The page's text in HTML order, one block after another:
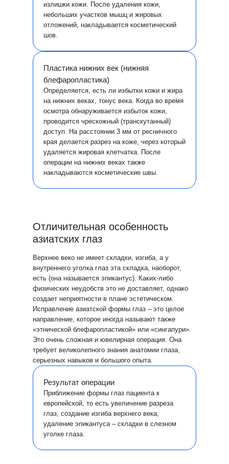
излишки кожи. После удаления кожи,
небольших участков мышц и жировых
отложений, накладывается косметический
шов.
Пластика нижних век (нижняя
блефаропластика)
Определяется, есть ли избытки кожи и жира
на нижних веках, тонус века. Когда во время
осмотра обнаруживается избыток кожи,
проводится чрескожный (транскутанный)
доступ. На расстоянии 3 мм от ресничного
края делается разрез на коже, через который
удаляется жировая клетчатка. После
операции на нижних веках также
накладываются косметические швы.
Отличительная особенность
азиатских глаз
Верхнее веко не имеет складки, изгиба, а у
внутреннего уголка глаз эта складка, наоборот,
есть (она называется эпикантус). Каких-либо
физических неудобств это не доставляет, однако
создает неприятности в плане эстетическом.
Исправление азиатской формы глаз – это целое
направление, которое иногда называют также
«этнической блефаропластикой» или «сингапури».
Это очень сложная и ювелирная операция. Она
требует великолепного знания анатомии глаза,
серьезных навыков и большого опыта.
Результат операции
Приближение формы глаз пациента к
европейской, то есть увеличение разреза
глаз, создание изгиба верхнего века,
удаление эпикантуса – складки в слезном
уголке глаза.